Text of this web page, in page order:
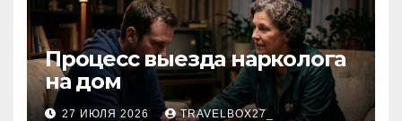
Процесс выезда нарколога
на дом
27 ИЮЛЯ 2026 TRAVELBOX27_